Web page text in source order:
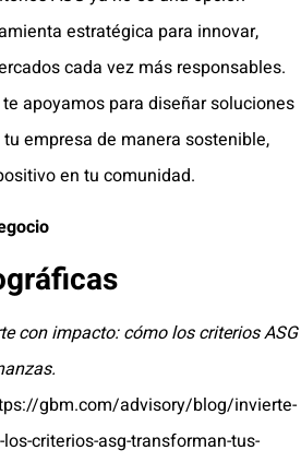
estratégica para innovar,
cada vez más responsables.
apoyamos para diseñar soluciones
empresa de manera sostenible,
en tu comunidad.
con impacto: cómo los criterios ASG
gbm.com/advisory/blog/invierte-
criterios-asg-transforman-tus-